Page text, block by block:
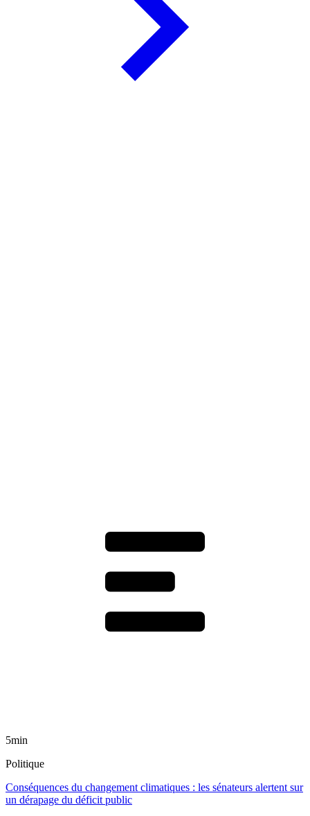
5min
Politique
Conséquences du changement climatiques : les sénateurs alertent sur
un dérapage du déficit public